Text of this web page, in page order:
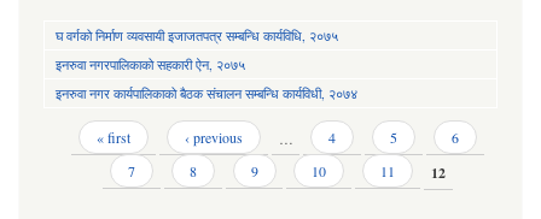
घ वर्गको निर्माण व्यवसायी इजाजतपत्र सम्बन्धि कार्यविधि, २०७५
इनरुवा नगरपालिकाको सहकारी ऐन, २०७५
इनरुवा नगर कार्यपालिकाको बैठक संचालन सम्बन्धि कार्यविधी, २०७४
Pages « first ‹ previous … 4 5
6
7
8 9 10 11 12